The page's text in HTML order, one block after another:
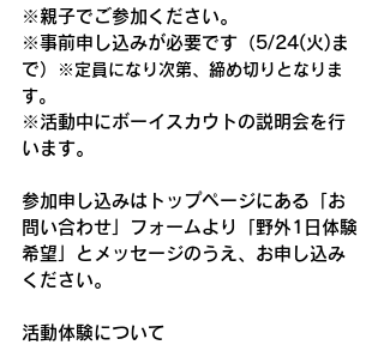
※親子でご参加ください。
※事前申し込みが必要です（5/24(火)ま
で）
※定員になり次第、締め切りとなりま
す。
※活動中にボーイスカウトの説明会を行
います。
参加申し込みはトップページにある「お
問い合わせ」フォームより「野外1日体験
希望」とメッセージのうえ、お申し込み
ください。
活動体験について